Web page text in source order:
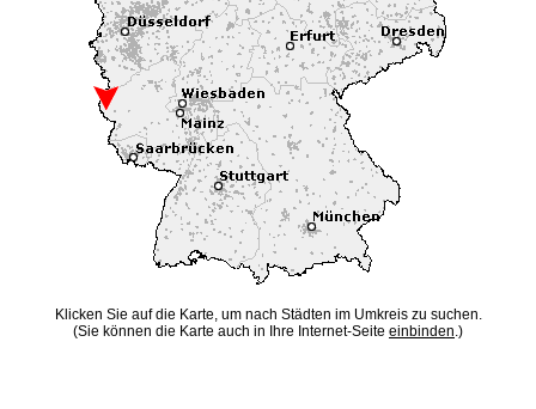
Klicken Sie auf die Karte, um nach Städten im Umkreis zu suchen.
(Sie können die Karte auch in Ihre Internet-Seite einbinden.)